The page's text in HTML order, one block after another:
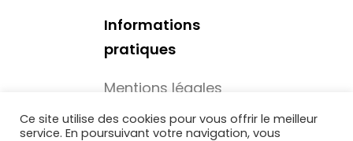
Informations
pratiques
Mentions légales
Mécénat -
Associations
Ce site utilise des cookies pour vous offrir le meilleur
service. En poursuivant votre navigation, vous